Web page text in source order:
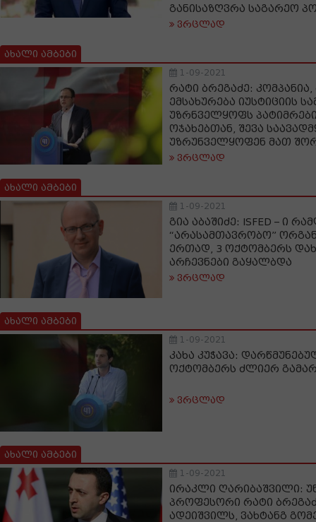
განისაზღვრა საგარეო
ვრცლად
ახალი ამბები
1-09-2021
რატი ბრეგაძე:
ემსახურება იუსტიციის
უზრნველყოფს
ოჯახებთან, შევა
უზრუნველყოფენ მათ
ვრცლად
ახალი ამბები
1-09-2021
გია აბაშიძე: ISFED – ი
“არასამთავრობო”
ერთად, 3 ოქტომბერს
არჩევნები გაყალბდა
ვრცლად
ახალი ამბები
1-09-2021
კახა კუჭავა:
ოქტომბერს ძლიერ
ვრცლად
ახალი ამბები
1-09-2021
ირაკლი ღარიბაშვილი:
პროფესორი რატი
ადეიშვილს, ვახტანგ